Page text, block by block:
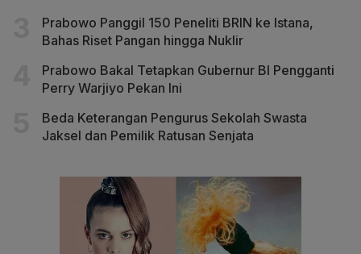
Prabowo Panggil 150 Peneliti BRIN ke Istana,
Bahas Riset Pangan hingga Nuklir
Prabowo Bakal Tetapkan Gubernur BI Pengganti
Perry Warjiyo Pekan Ini
Beda Keterangan Pengurus Sekolah Swasta
Jaksel dan Pemilik Ratusan Senjata